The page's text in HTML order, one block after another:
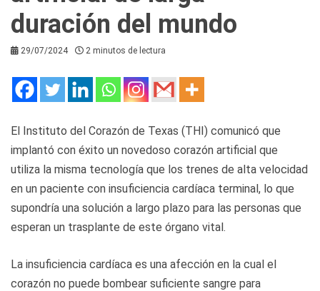
duración del mundo
29/07/2024 2 minutos de lectura
El Instituto del Corazón de Texas (THI) comunicó que
implantó con éxito un novedoso corazón artificial que
utiliza la misma tecnología que los trenes de alta velocidad
en un paciente con insuficiencia cardíaca terminal, lo que
supondría una solución a largo plazo para las personas que
esperan un trasplante de este órgano vital.
La insuficiencia cardíaca es una afección en la cual el
corazón no puede bombear suficiente sangre para